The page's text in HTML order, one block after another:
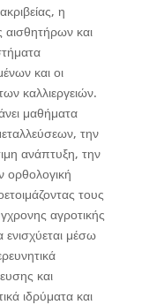
η
αισθητήρων και
και οι
καλλιεργειών.
μαθήματα
την
ανάπτυξη, την
ορθολογική
τους
αγροτικής
ενισχύεται μέσω
και
ιδρύματα και